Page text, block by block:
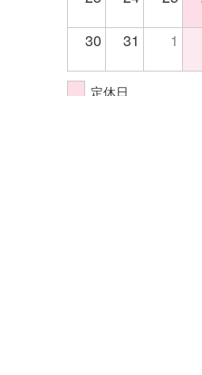
30 31 1
定休日